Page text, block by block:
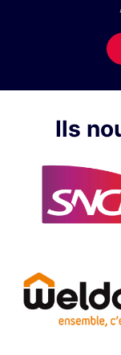
Ils